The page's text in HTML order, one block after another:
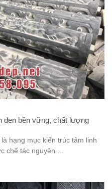
đen bền vững, chất lượng
hạng mục kiến trúc tâm linh
chế tác nguyên ...